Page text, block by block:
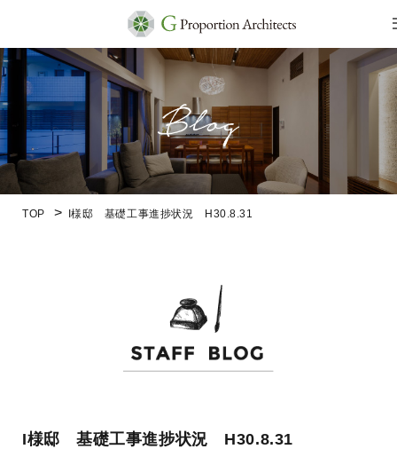
TOP I様邸 基礎工事進捗状況 H30.8.31
I様邸 基礎工事進捗状況 H30.8.31